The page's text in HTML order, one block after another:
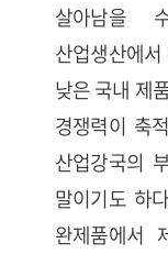
살아남을
산업생산에
낮은 국내 제
경쟁력이 축
산업강국의
말이기도 하
완제품에서